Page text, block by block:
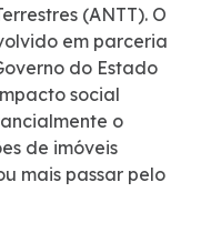
(ANTT). O
em parceria
do Estado
social
o
de imóveis
mais passar pelo